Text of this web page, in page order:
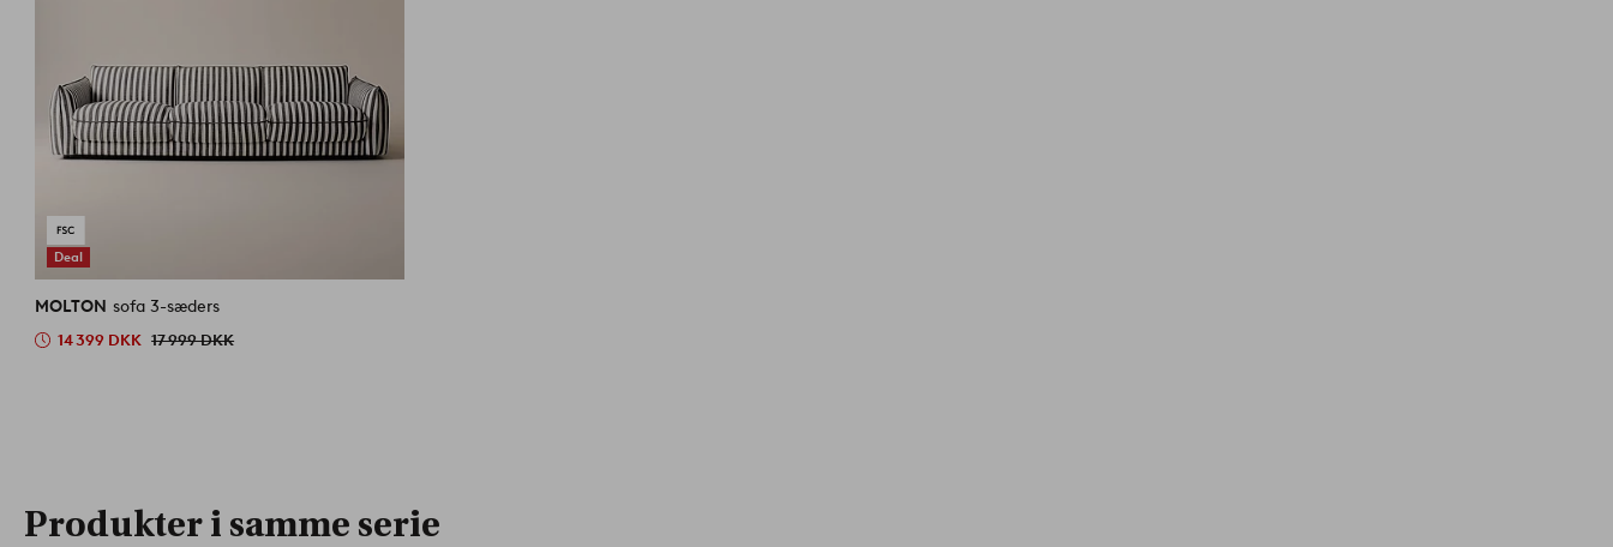
Deal
MOLTON sofa 3-sæders
14 399 DKK 17 999 DKK
Produkter i samme serie